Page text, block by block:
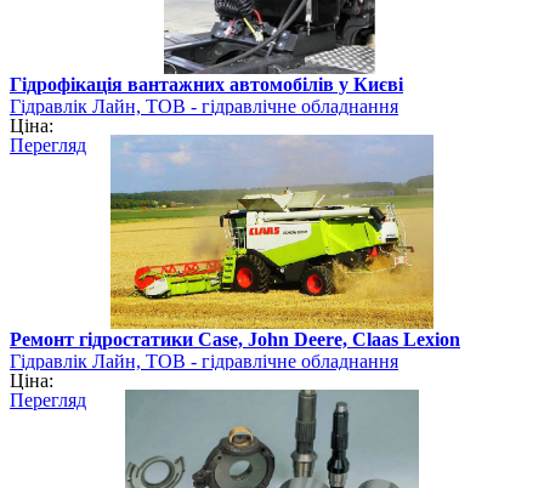
Гідрофікація вантажних автомобілів у Києві
Гідравлік Лайн, ТОВ - гідравлічне обладнання
Ціна:
Перегляд
Ремонт гідростатики Case, John Deere, Claas Lexion
Гідравлік Лайн, ТОВ - гідравлічне обладнання
Ціна:
Перегляд